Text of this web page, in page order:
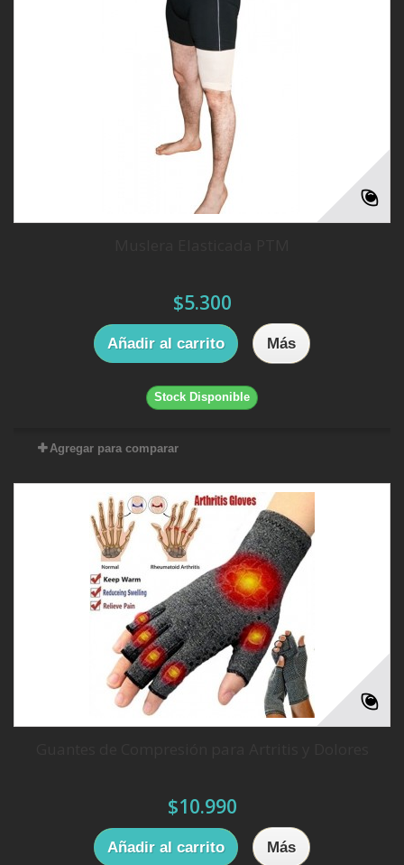
$5.300
Añadir al carrito Más
Stock Disponible
Agregar para comparar
$10.990
Añadir al carrito Más